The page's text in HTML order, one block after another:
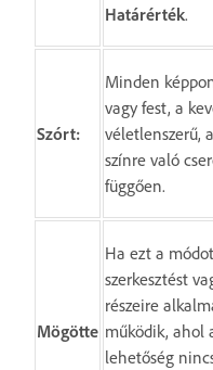
Határérték.
Szórt:
Minden
vagy fest, a
véletlenszerű,
színre való
függően.
Mögötte
Ha ezt a
szerkesztést
részeire
működik, ahol
lehetőség